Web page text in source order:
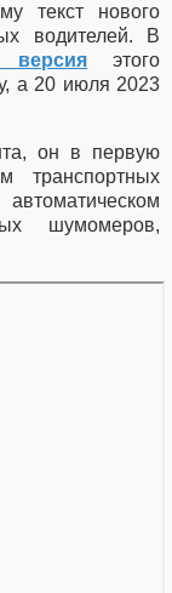
текст нового
водителей. В
версия этого
а 20 июля 2023
он в первую
транспортных
шумомеров,